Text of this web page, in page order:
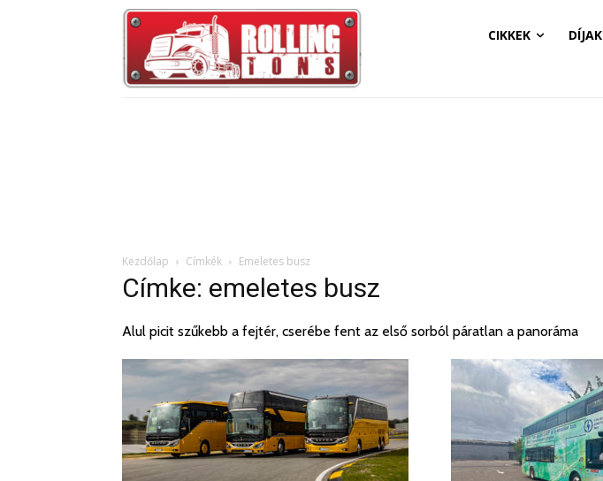
CIKKEK DÍJAK
Kezdőlap Címkék Emeletes busz
Címke: emeletes busz
Alul picit szűkebb a fejtér, cserébe fent az első sorból páratlan a panoráma